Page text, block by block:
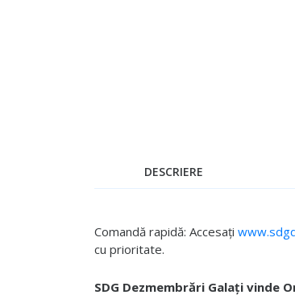
DESCRIERE
Comandă rapidă: Accesați
cu prioritate.
SDG Dezmembrări Galați vinde